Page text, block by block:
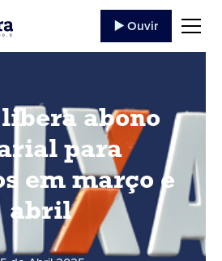
▶️ Ouvir
abono
para
em março e
abril